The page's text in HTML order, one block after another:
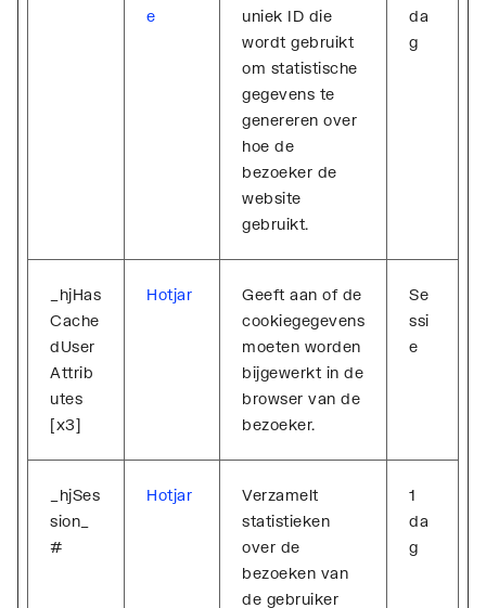
e
uniek ID die
wordt gebruikt
om statistische
gegevens te
genereren over
hoe de
bezoeker de
website
gebruikt.
da
g
_hjHas
Cache
dUser
Attrib
utes
[x3]
Hotjar
Geeft aan of de
cookiegegevens
moeten worden
bijgewerkt in de
browser van de
bezoeker.
Se
ssi
e
_hjSes
sion_
#
Hotjar
Verzamelt
statistieken
over de
bezoeken van
de gebruiker
1
da
g